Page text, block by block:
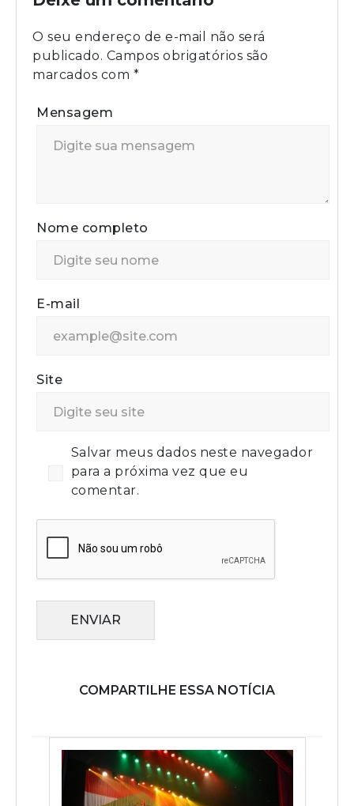
O seu endereço de e-mail não será
publicado. Campos obrigatórios são
marcados com *
Mensagem
Nome completo
E-mail
Site
Salvar meus dados neste navegador
para a próxima vez que eu
comentar.
ENVIAR
COMPARTILHE ESSA NOTÍCIA